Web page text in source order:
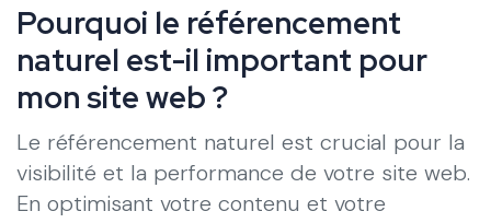
Pourquoi le référencement
naturel est-il important pour
mon site web ?
Le référencement naturel est crucial pour la
visibilité et la performance de votre site web.
En optimisant votre contenu et votre